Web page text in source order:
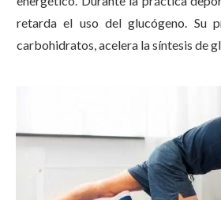
retarda el uso del glucógeno. Su
carbohidratos, acelera la síntesis de